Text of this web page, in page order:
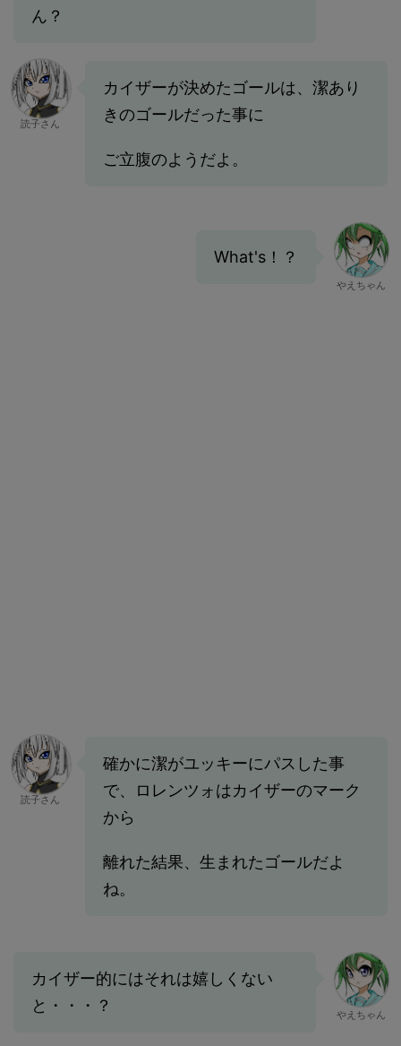
ん？
読子さん
カイザーが決めたゴールは、潔あり
きのゴールだった事に
ご立腹のようだよ。
What's！？
やえちゃん
読子さん
確かに潔がユッキーにパスした事
で、ロレンツォはカイザーのマーク
から
離れた結果、生まれたゴールだよ
ね。
カイザー的にはそれは嬉しくない
と・・・？
やえちゃん